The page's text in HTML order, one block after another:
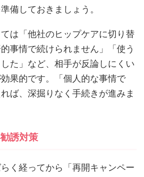
備しておきましょう。
は「他社のヒップケアに切り替
事情で続けられません」「使う
た」など、相手が反論しにくい
果的です。「個人的な事情で
ば、深掘りなく手続きが進みま
誘対策
く経ってから「再開キャンペー